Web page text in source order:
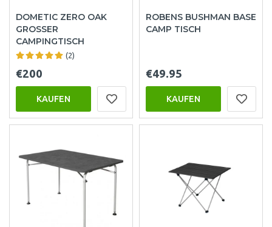
DOMETIC ZERO OAK
GROSSER C
AMPINGTISCH
(2)
€200
KAUFEN
ROBENS BUSHMAN BASE
CAMP TISCH
€49.95
KAUFEN